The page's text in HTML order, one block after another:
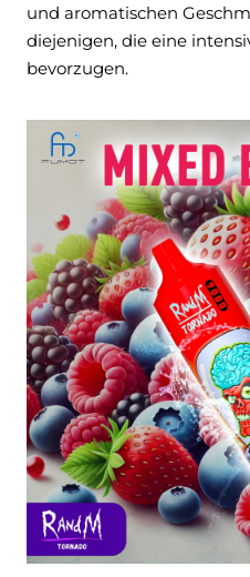
und aromatischen
diejenigen, die eine
bevorzugen.